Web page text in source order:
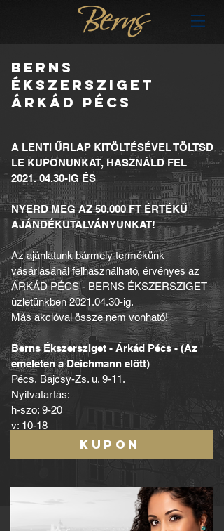
BERNS
ÉKSZERSZIGET
ÁRKÁD PÉCS
A LENTI ŰRLAP KITÖLTÉSÉVEL TÖLTSD
LE KUPONUNKAT, HASZNÁLD FEL
2021. 04.30-IG ÉS
NYERD MEG AZ 50.000 FT ÉRTÉKŰ
AJÁNDÉKUTALVÁNYUNKAT!
Az ajánlatunk bármely termékünk
vásárlásánál felhasználható, érvényes az
ÁRKÁD PÉCS - BERNS ÉKSZERSZIGET
üzletünkben2021.04.30-ig.
Más akcióval össze nem vonható!
Berns Ékszersziget - Árkád Pécs - (Az
emeleten a Deichmann előtt)
Pécs, Bajcsy-Zs. u. 9-11.
Nyitvatartás:
h-szo: 9-20
v: 10-18
KUPON